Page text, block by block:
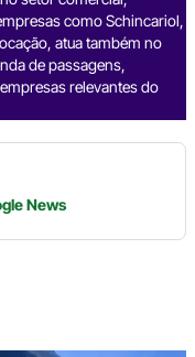
como Schincariol,
atua também no
de passagens,
relevantes do
News